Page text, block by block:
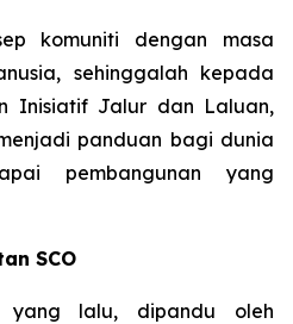
komuniti dengan masa
sehinggalah kepada
Inisiatif Jalur dan Laluan,
panduan bagi dunia
pembangunan yang
SCO
yang lalu, dipandu oleh